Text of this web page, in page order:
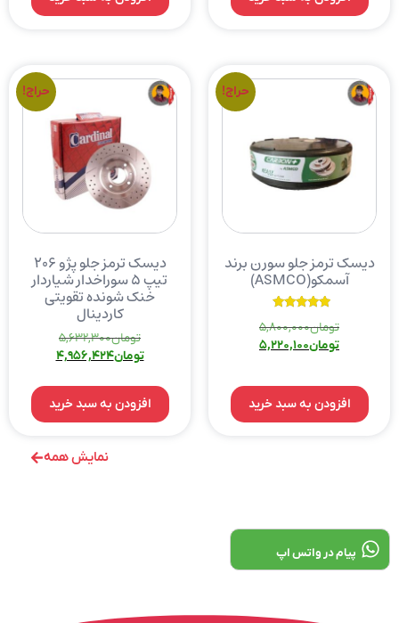
نمایش همه
حراج!
دیسک ترمز جلو سورن برند
آسمکو(ASMCO)
5.00
از 5
تومان5,800,000
تومان5,220,100
افزودن به سبد خرید
حراج!
دیسک ترمز جلو پژو ۲۰۶
تیپ ۵ سوراخدار شیاردار
خنک شونده تقویتی
کاردینال
تومان5,632,300
تومان4,956,424
افزودن به سبد خرید
پیام در واتس اپ